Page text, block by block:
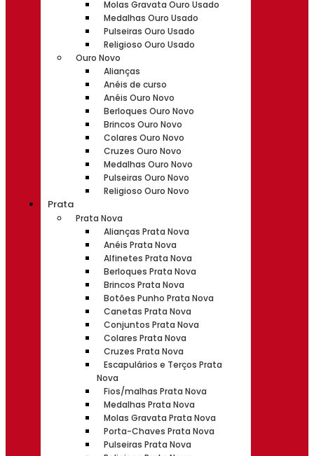
Molas Gravata Ouro Usado
Medalhas Ouro Usado
Pulseiras Ouro Usado
Religioso Ouro Usado
Ouro Novo
Alianças
Anéis de curso
Anéis Ouro Novo
Berloques Ouro Novo
Brincos Ouro Novo
Colares Ouro Novo
Cruzes Ouro Novo
Medalhas Ouro Novo
Pulseiras Ouro Novo
Religioso Ouro Novo
Prata
Prata Nova
Alianças Prata Nova
Anéis Prata Nova
Alfinetes Prata Nova
Berloques Prata Nova
Brincos Prata Nova
Botões Punho Prata Nova
Canetas Prata Nova
Conjuntos Prata Nova
Colares Prata Nova
Cruzes Prata Nova
Escapulários e Terços Prata
Nova
Fios/malhas Prata Nova
Medalhas Prata Nova
Molas Gravata Prata Nova
Porta-Chaves Prata Nova
Pulseiras Prata Nova